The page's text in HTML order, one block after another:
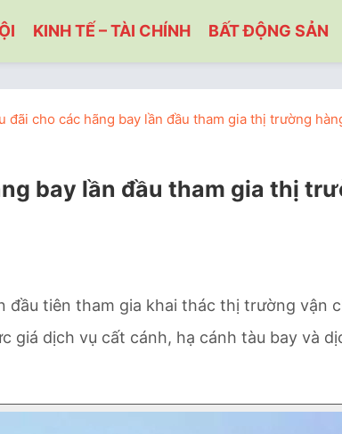
KINH TẾ – TÀI CHÍNH BẤT ĐỘNG SẢN
đãi cho các hãng bay lần đầu tham gia thị trường
bay lần đầu tham gia thị
đầu tiên tham gia khai thác thị trường vận
giá dịch vụ cất cánh, hạ cánh tàu bay và